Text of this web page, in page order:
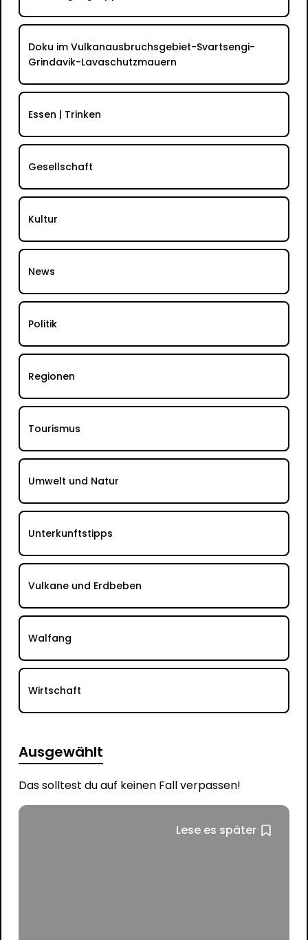
Doku im Vulkanausbruchsgebiet-Svartsengi-
Grindavik-Lavaschutzmauern
Essen | Trinken
Gesellschaft
Kultur
News
Politik
Regionen
Tourismus
Umwelt und Natur
Unterkunftstipps
Vulkane und Erdbeben
Walfang
Wirtschaft
Ausgewählt
Das solltest du auf keinen Fall verpassen!
Lese es später